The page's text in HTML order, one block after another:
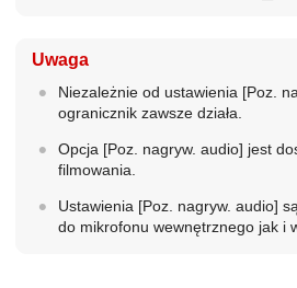
Uwaga
Niezależnie od ustawienia [Poz.
ogranicznik zawsze działa.
Opcja [Poz. nagryw. audio] jest
filmowania.
Ustawienia [Poz. nagryw. audio]
do mikrofonu wewnętrznego jak i